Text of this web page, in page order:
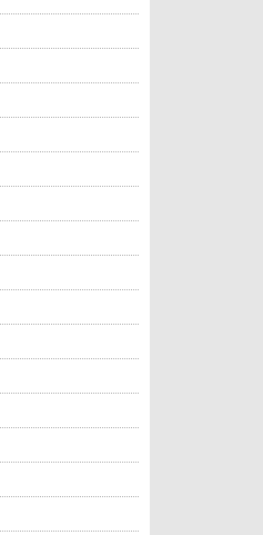
・貸切・団体利用のご案内
案内
ダリングウォール施工のご案内